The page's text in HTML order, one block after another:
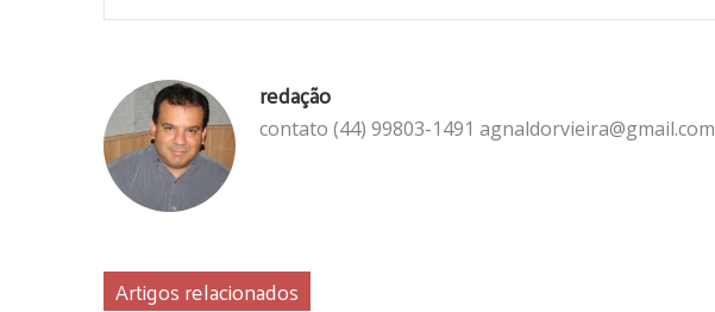
redação
contato (44) 99803-1491 agnaldorvieira@gmail.com
Artigos relacionados